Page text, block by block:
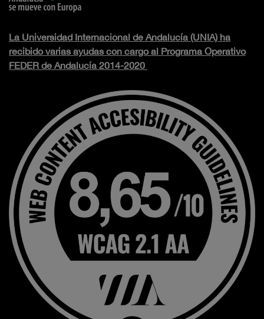
La Universidad Internacional de Andalucía (UNIA) ha
recibido varias ayudas con cargo al Programa Operativo
FEDER de Andalucía 2014-2020